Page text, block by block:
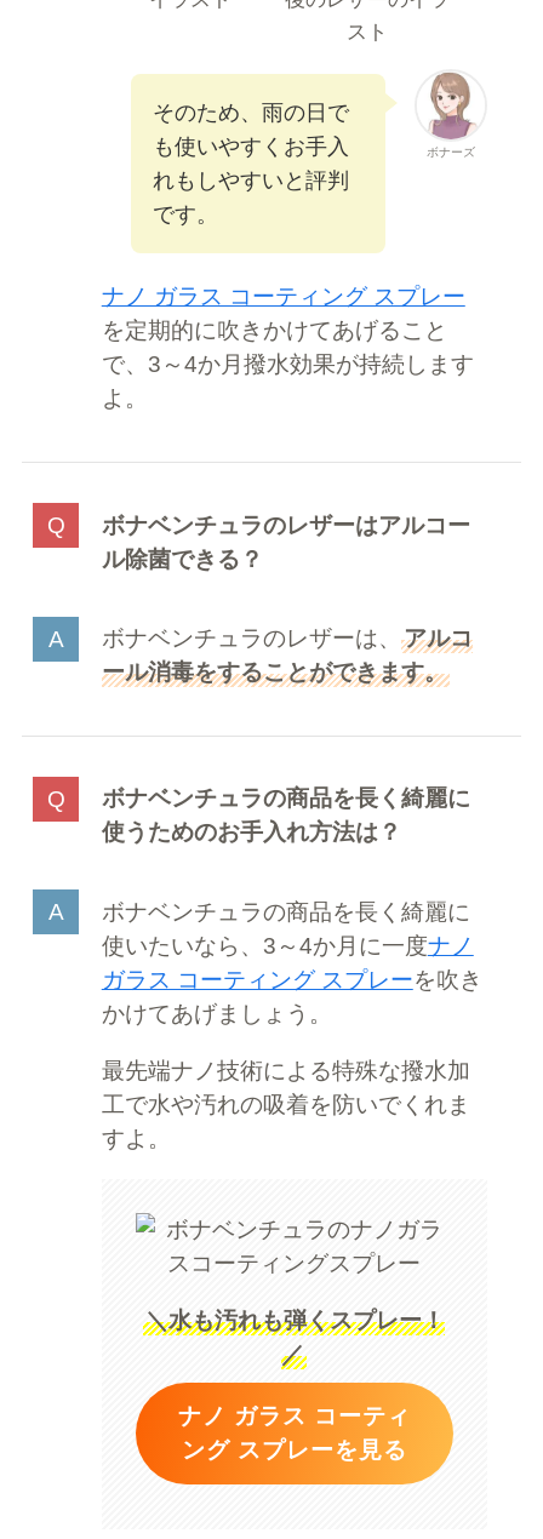
ボナーズ
そのため、雨の日で
も使いやすくお手入
れもしやすいと評判
です。
ナノ ガラス コーティング スプレー
を定期的に吹きかけてあげること
で、3～4か月撥水効果が持続します
よ。
ボナベンチュラのレザーはアルコー
ル除菌できる？
ボナベンチュラのレザーは、 アルコ
ール消毒をすることができます。
ボナベンチュラの商品を長く綺麗に
使うためのお手入れ方法は？
ボナベンチュラの商品を長く綺麗に
使いたいなら、3～4か月に一度ナノ
ガラス コーティング スプレーを吹き
かけてあげましょう。
最先端ナノ技術による特殊な撥水加
工で水や汚れの吸着を防いでくれま
すよ。
＼水も汚れも弾くスプレー！
／
ナノ ガラス コーティ
ング スプレーを見る